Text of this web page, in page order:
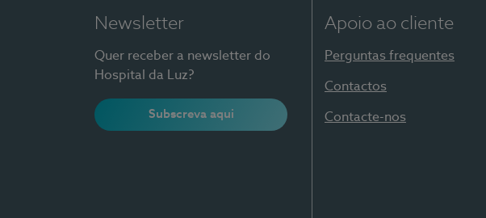
Newsletter
Quer receber a newsletter do
Hospital da Luz?
Subscreva aqui
Apoio ao cliente
Perguntas frequentes
Contactos
Contacte-nos